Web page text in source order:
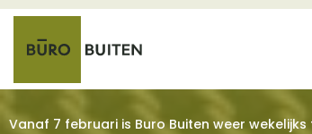
Vanaf 7 februari is Buro Buiten weer